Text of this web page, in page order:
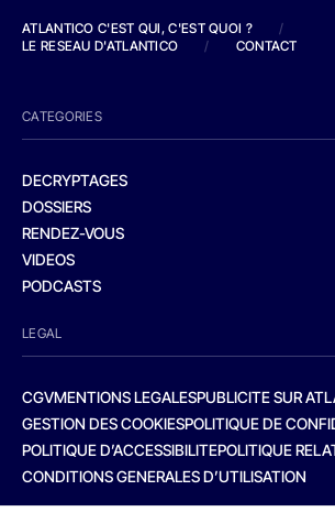
ATLANTICO C'EST QUI, C'EST QUOI ?
/
LE RESEAU D'ATLANTICO
/ CONTACT
CATEGORIES
DECRYPTAGES
DOSSIERS
RENDEZ-VOUS
VIDEOS
PODCASTS
LEGAL
CGVMENTIONS LEGALESPUBLICITE SUR
GESTION DES COOKIESPOLITIQUE DE
POLITIQUE D’ACCESSIBILITEPOLITIQUE
CONDITIONS GENERALES D’UTILISATION